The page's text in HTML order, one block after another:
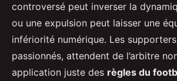
controversé peut inverser la
ou une expulsion peut laisser une
infériorité numérique. Les
passionnés, attendent de l’arbitre
application juste des règles du